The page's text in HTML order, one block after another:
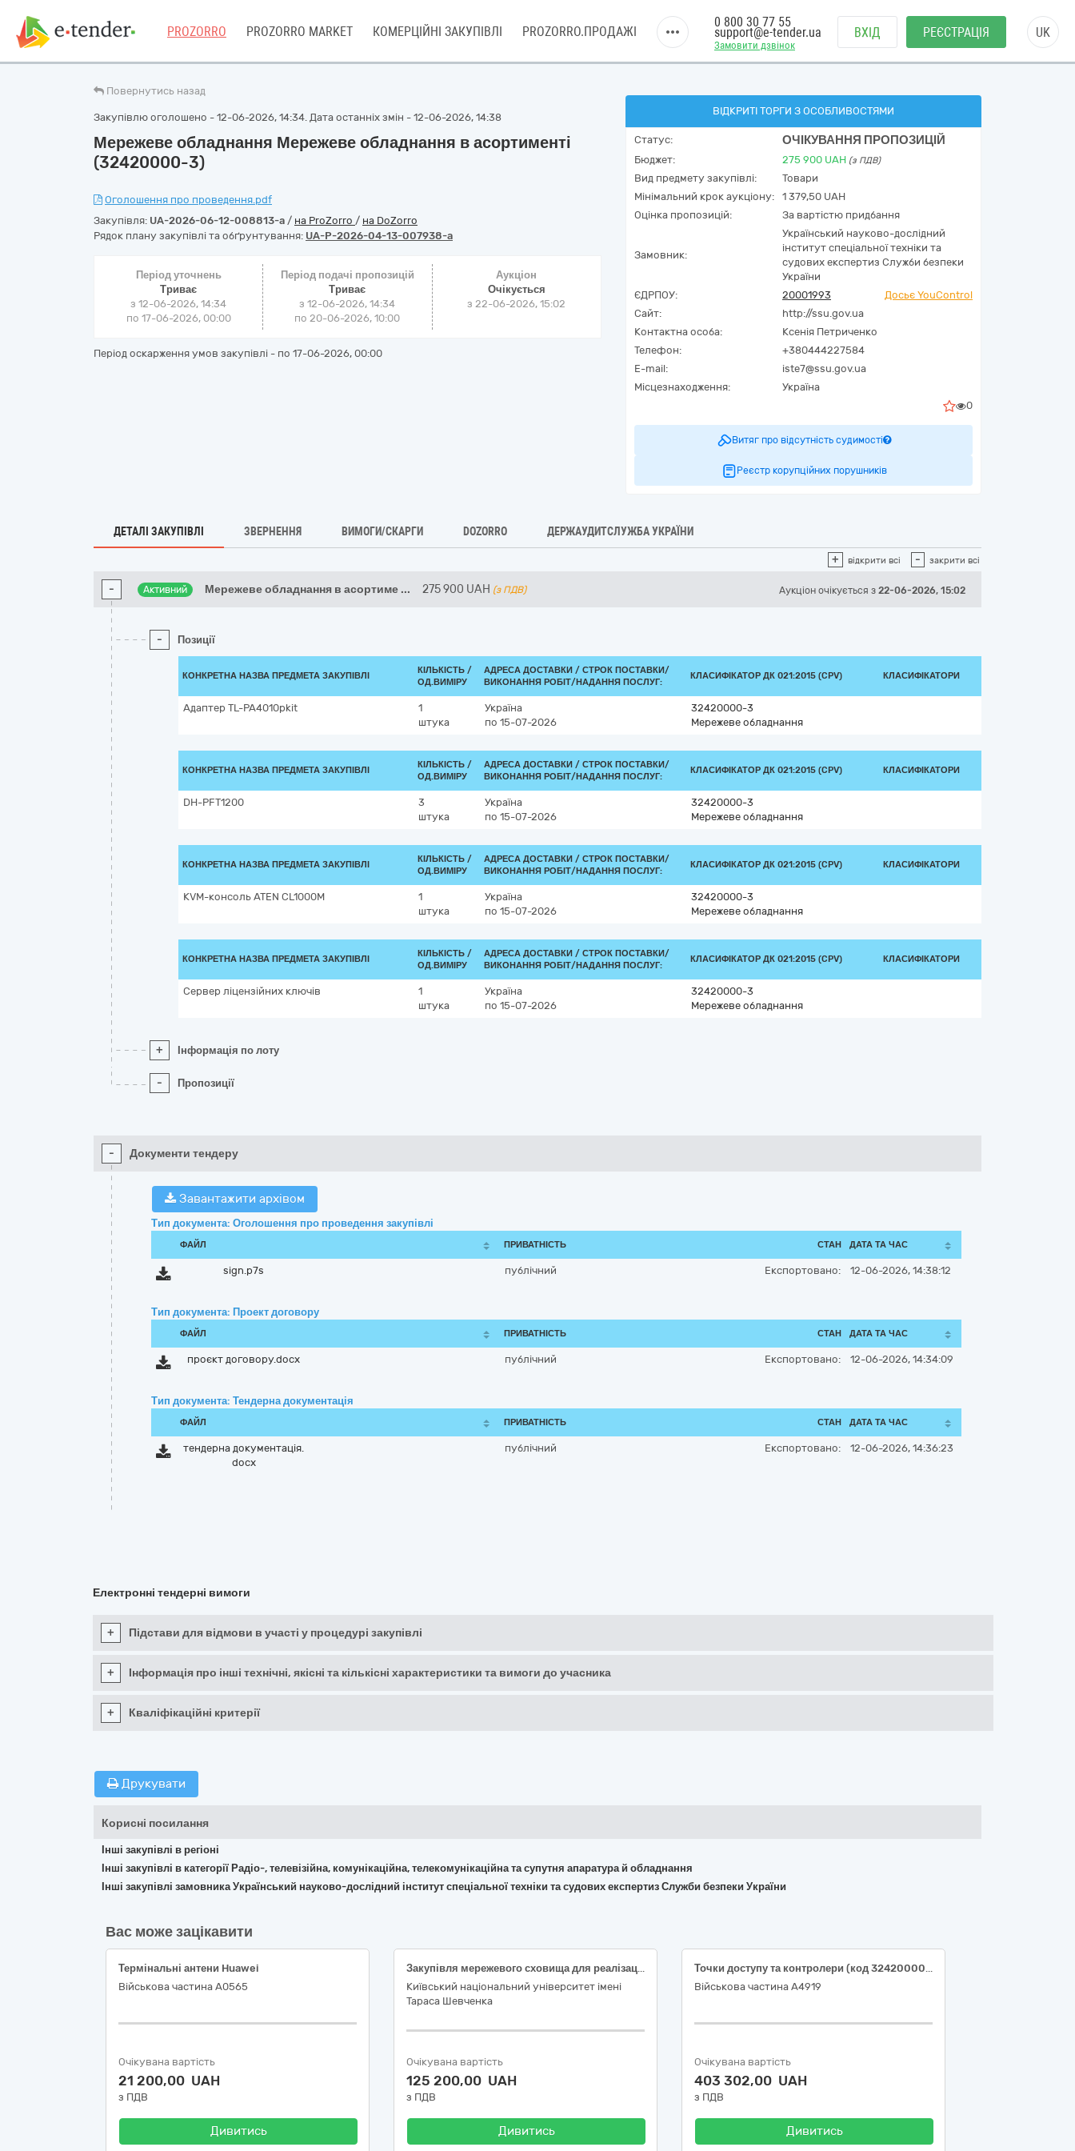
PROZORRO PROZORRO MARKET КОМЕРЦІЙНІ ЗАКУПІВЛІ PROZORRO.ПРОДАЖІ
Замовити дзвінок
0 800 30 77 55
support@e-tender.ua ВХІД РЕЄСТРАЦІЯ UK
Повернутись назад
Закупівлю оголошено - 12-06-2026, 14:34. Дата останніх змін - 12-06-2026, 14:38
Мережеве обладнання Мережеве обладнання в асортименті
(32420000-3)
Оголошення про проведення.pdf
Закупівля: UA-2026-06-12-008813-a / на ProZorro / на DoZorro
Рядок плану закупівлі та обґрунтування: UA-P-2026-04-13-007938-a
Період уточнень
Триває
з 12-06-2026, 14:34
по 17-06-2026, 00:00
Період подачі пропозицій
Триває
з 12-06-2026, 14:34
по 20-06-2026, 10:00
Аукціон
Очікується
з22-06-2026, 15:02
Період оскарження умов закупівлі - по 17-06-2026, 00:00
ВІДКРИТІ ТОРГИ З ОСОБЛИВОСТЯМИ
Статус: ОЧІКУВАННЯ ПРОПОЗИЦІЙ
Бюджет: 275 900 UAH (з ПДВ)
Вид предмету закупівлі:
Товари
Мінімальний крок аукціону:
1 379,50 UAH
Оцінка пропозицій:
За вартістю придбання
Замовник:
Український науково-дослідний
інститут спеціальної техніки та
судових експертиз Служби безпеки
України
ЄДРПОУ:
20001993
Досьє YouControl
Сайт:
http://ssu.gov.ua
Контактна особа:
Ксенія Петриченко
Телефон:
+380444227584
E-mail:
iste7@ssu.gov.ua
Місцезнаходження:
Україна
0
Витяг про відсутність судимості
Реєстр корупційних порушників
ДЕТАЛІ ЗАКУПІВЛІ ЗВЕРНЕННЯ ВИМОГИ/СКАРГИ DOZORRO ДЕРЖАУДИТСЛУЖБА УКРАЇНИ
+ відкрити всі - закрити всі
- Активний Мережеве обладнання в асортиме ... 275 900 UAH (з ПДВ) Аукціон очікується з 22-06-2026, 15:02
- Позиції
КОНКРЕТНА НАЗВА ПРЕДМЕТА ЗАКУПІВЛІ
КІЛЬКІСТЬ /
ОД.ВИМІРУ
АДРЕСА ДОСТАВКИ / СТРОК ПОСТАВКИ/
ВИКОНАННЯ РОБІТ/НАДАННЯ ПОСЛУГ:
КЛАСИФІКАТОР ДК 021:2015 (CPV) КЛАСИФІКАТОРИ
Адаптер TL-PA4010pkit
1
штука
Україна
по 15-07-2026
32420000-3
Мережеве обладнання
КОНКРЕТНА НАЗВА ПРЕДМЕТА ЗАКУПІВЛІ
КІЛЬКІСТЬ /
ОД.ВИМІРУ
АДРЕСА ДОСТАВКИ / СТРОК ПОСТАВКИ/
ВИКОНАННЯ РОБІТ/НАДАННЯ ПОСЛУГ:
КЛАСИФІКАТОР ДК 021:2015 (CPV) КЛАСИФІКАТОРИ
DH-PFT1200
3
штука
Україна
по 15-07-2026
32420000-3
Мережеве обладнання
КОНКРЕТНА НАЗВА ПРЕДМЕТА ЗАКУПІВЛІ
КІЛЬКІСТЬ /
ОД.ВИМІРУ
АДРЕСА ДОСТАВКИ / СТРОК ПОСТАВКИ/
ВИКОНАННЯ РОБІТ/НАДАННЯ ПОСЛУГ:
КЛАСИФІКАТОР ДК 021:2015 (CPV) КЛАСИФІКАТОРИ
KVM-консоль ATEN CL1000M
1
штука
Україна
по 15-07-2026
32420000-3
Мережеве обладнання
КОНКРЕТНА НАЗВА ПРЕДМЕТА ЗАКУПІВЛІ
КІЛЬКІСТЬ /
ОД.ВИМІРУ
АДРЕСА ДОСТАВКИ / СТРОК ПОСТАВКИ/
ВИКОНАННЯ РОБІТ/НАДАННЯ ПОСЛУГ:
КЛАСИФІКАТОР ДК 021:2015 (CPV) КЛАСИФІКАТОРИ
Сервер ліцензійних ключів
1
штука
Україна
по 15-07-2026
32420000-3
Мережеве обладнання
+ Інформація по лоту
- Пропозиції
- Документи тендеру
Завантажити архівом
Тип документа: Оголошення про проведення закупівлі
ФАЙЛ ПРИВАТНІСТЬ СТАН ДАТА ТА ЧАС
sign.p7s публічний Експортовано: 12-06-2026, 14:38:12
Тип документа: Проект договору
ФАЙЛ ПРИВАТНІСТЬ СТАН ДАТА ТА ЧАС
проєкт договору.docx публічний Експортовано: 12-06-2026, 14:34:09
Тип документа: Тендерна документація
ФАЙЛ ПРИВАТНІСТЬ СТАН ДАТА ТА ЧАС
тендерна документація.
docx
публічний Експортовано: 12-06-2026, 14:36:23
Електронні тендерні вимоги
+ Підстави для відмови в участі у процедурі закупівлі
+ Інформація про інші технічні, якісні та кількісні характеристики та вимоги до учасника
+ Кваліфікаційні критерії
Друкувати
Корисні посилання
Інші закупівлі в регіоні
Інші закупівлі в категорії Радіо-, телевізійна, комунікаційна, телекомунікаційна та супутня апаратура й обладнання
Інші закупівлі замовника Український науково-дослідний інститут спеціальної техніки та судових експертиз Служби безпеки України
Вас може зацікавити
Термінальні антени Huawei
Військова частина А0565
Очікувана вартість
21 200,00 UAH
з ПДВ
Дивитись
Закупівля мережевого сховища для реалізації плану розвитку дослідницької інфраструктури, що проводиться на базі Київського національного університету імені Тараса Шевченка
Київський національний університет імені
Тараса Шевченка
Очікувана вартість
125 200,00 UAH
з ПДВ
Дивитись
Точки доступу та контролери (код 32420000-3 Мережеве обладнання за ДК 021:2015 Єдиного закупівельного словника)
Військова частина А4919
Очікувана вартість
403 302,00 UAH
з ПДВ
Дивитись